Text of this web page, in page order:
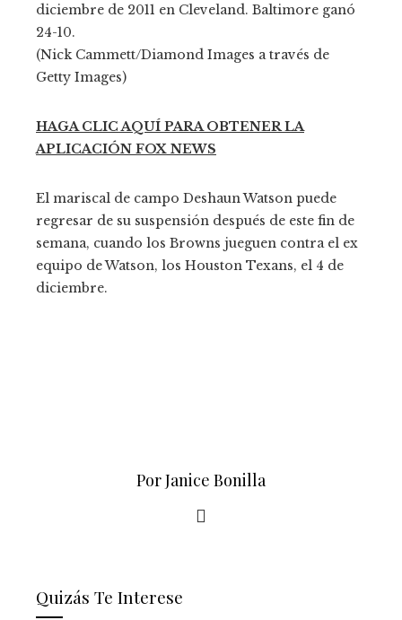
diciembre de 2011 en Cleveland. Baltimore ganó
24-10.
(Nick Cammett/Diamond Images a través de
Getty Images)
HAGA CLIC AQUÍ PARA OBTENER LA
APLICACIÓN FOX NEWS
El mariscal de campo Deshaun Watson puede
regresar de su suspensión después de este fin de
semana, cuando los Browns jueguen contra el ex
equipo de Watson, los Houston Texans, el 4 de
diciembre.
Por Janice Bonilla
Quizás Te Interese